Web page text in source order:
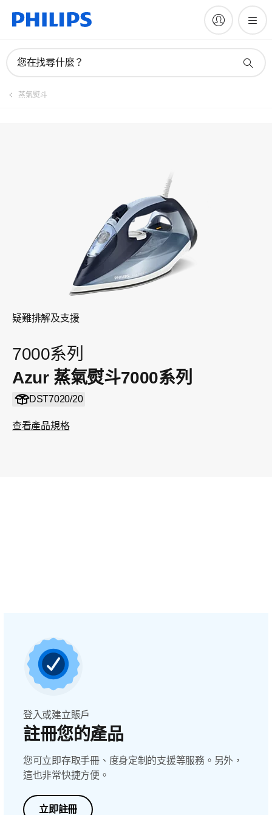
您在找尋什麼？
蒸氣熨斗
疑難排解及支援
7000系列
Azur 蒸氣熨斗7000系列
DST7020/20
查看產品規格
手冊與文件
登入或建立賬戶
註冊您的產品
您可立即存取手冊、度身定制的支援等服務。另外，
這也非常快捷方便。
立即註冊